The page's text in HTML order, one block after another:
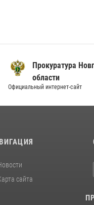
Прокуратура
области
интернет-сайт
сайта